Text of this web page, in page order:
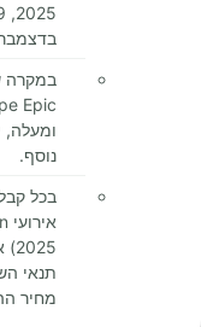
בדצמבר 2025, 26 בדצמבר
ומעלה,
נוסף.
בכל
תנאי
מחיר